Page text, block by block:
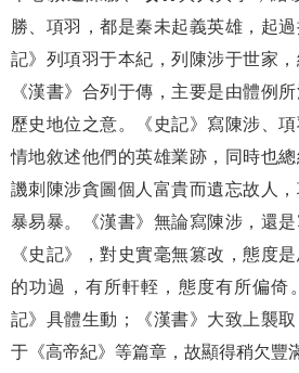
勝、項羽，都是秦未起義英雄，起
記》列項羽于本紀，列陳涉于世家，
《漢書》合列于傳，主要是由體例
歷史地位之意。《史記》寫陳涉、
情地敘述他們的英雄業跡，同時也總
譏刺陳涉貪圖個人富貴而遺忘故人
暴易暴。《漢書》無論寫陳涉，還
《史記》，對史實毫無篡改，態度
的功過，有所軒輊，態度有所偏倚
記》具體生動；《漢書》大致上襲
于《高帝紀》等篇章，故顯得稍欠豐